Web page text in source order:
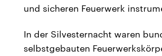
und sicheren Feuerwerk
In der Silvesternacht waren
selbstgebauten